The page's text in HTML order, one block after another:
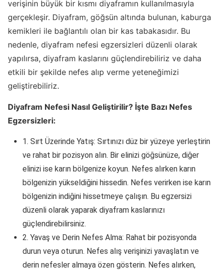
verişinin büyük bir kısmı diyaframın kullanılmasıyla
gerçekleşir. Diyafram, göğsün altında bulunan, kaburga
kemikleri ile bağlantılı olan bir kas tabakasıdır. Bu
nedenle, diyafram nefesi egzersizleri düzenli olarak
yapılırsa, diyafram kaslarını güçlendirebiliriz ve daha
etkili bir şekilde nefes alıp verme yeteneğimizi
geliştirebiliriz.
Diyafram Nefesi Nasıl Geliştirilir? İşte Bazı Nefes
Egzersizleri:
1. Sırt Üzerinde Yatış: Sırtınızı düz bir yüzeye yerleştirin
ve rahat bir pozisyon alın. Bir elinizi göğsünüze, diğer
elinizi ise karın bölgenize koyun. Nefes alırken karın
bölgenizin yükseldiğini hissedin. Nefes verirken ise karın
bölgenizin indiğini hissetmeye çalışın. Bu egzersizi
düzenli olarak yaparak diyafram kaslarınızı
güçlendirebilirsiniz.
2. Yavaş ve Derin Nefes Alma: Rahat bir pozisyonda
durun veya oturun. Nefes alış verişinizi yavaşlatın ve
derin nefesler almaya özen gösterin. Nefes alırken,